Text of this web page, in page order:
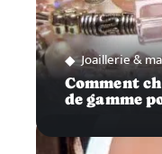
Joaillerie &
Comment
de gamme